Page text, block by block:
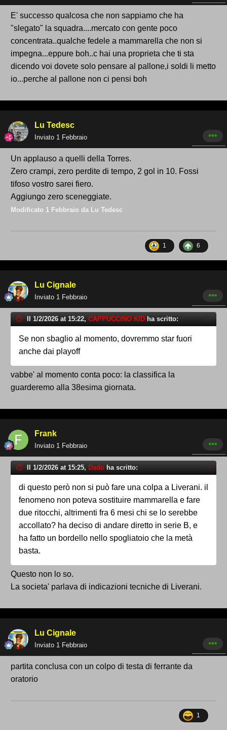
E' successo qualcosa che non sappiamo che ha
"slegato" la squadra....mercato con gente poco
concentrata..qualche fedele a mammarella che non si
impegna...eppure boh..c hai una proprieta che ti sta
dicendo voi dovete solo pensare al pallone,i soldi li metto
io...perche al pallone non ci pensi boh
Lu Tedesc
Inviato 1 Febbraio
Un applauso a quelli della Torres.
Zero crampi, zero perdite di tempo, 2 gol in 10. Fossi
tifoso vostro sarei fiero.
Aggiungo zero sceneggiate.
Modificato 1 Febbraio da Lu Tedesc
1 6
Lu Cignale
Inviato 1 Febbraio
Il 1/2/2026 at 15:22, CAPPUCCINO KID ha scritto:
Se non sbaglio al momento, dovremmo star fuori
anche dai playoff
vabbe' al momento conta poco: la classifica la
guarderemo alla 38esima giornata.
Frank
Inviato 1 Febbraio
Il 1/2/2026 at 15:25, Dado ha scritto:
di questo però non si può fare una colpa a Liverani. il
fenomeno non poteva sostituire mammarella e fare
due ritocchi, altrimenti fra 6 mesi chi se lo serebbe
accollato? ha deciso di andare diretto in serie B, e
ha fatto un bordello nello spogliatoio che la metà
basta.
Questo non lo so.
La societa' parlava di indicazioni tecniche di Liverani.
Lu Cignale
Inviato 1 Febbraio
partita conclusa con un colpo di testa di ferrante da
oratorio
1